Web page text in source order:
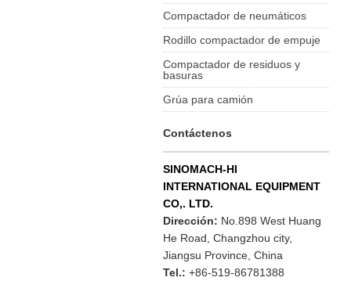
Compactador de neumáticos
Rodillo compactador de empuje
Compactador de residuos y
basuras
Grúa para camión
Contáctenos
SINOMACH-HI
INTERNATIONAL EQUIPMENT
CO,. LTD.
Dirección: No.898 West Huang
He Road, Changzhou city,
Jiangsu Province, China
Tel.: +86-519-86781388